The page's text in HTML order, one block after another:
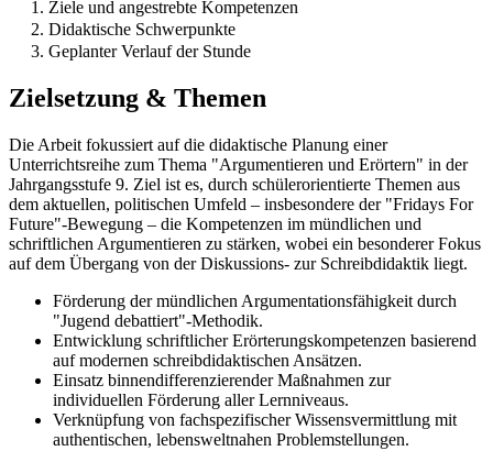
1. Ziele und angestrebte Kompetenzen
2. Didaktische Schwerpunkte
3. Geplanter Verlauf der Stunde
Zielsetzung & Themen
Die Arbeit fokussiert auf die didaktische Planung einer
Unterrichtsreihe zum Thema "Argumentieren und Erörtern" in der
Jahrgangsstufe 9. Ziel ist es, durch schülerorientierte Themen aus
dem aktuellen, politischen Umfeld – insbesondere der "Fridays For
Future"-Bewegung – die Kompetenzen im mündlichen und
schriftlichen Argumentieren zu stärken, wobei ein besonderer Fokus
auf dem Übergang von der Diskussions- zur Schreibdidaktik liegt.
Förderung der mündlichen Argumentationsfähigkeit durch
"Jugend debattiert"-Methodik.
Entwicklung schriftlicher Erörterungskompetenzen basierend
auf modernen schreibdidaktischen Ansätzen.
Einsatz binnendifferenzierender Maßnahmen zur
individuellen Förderung aller Lernniveaus.
Verknüpfung von fachspezifischer Wissensvermittlung mit
authentischen, lebensweltnahen Problemstellungen.